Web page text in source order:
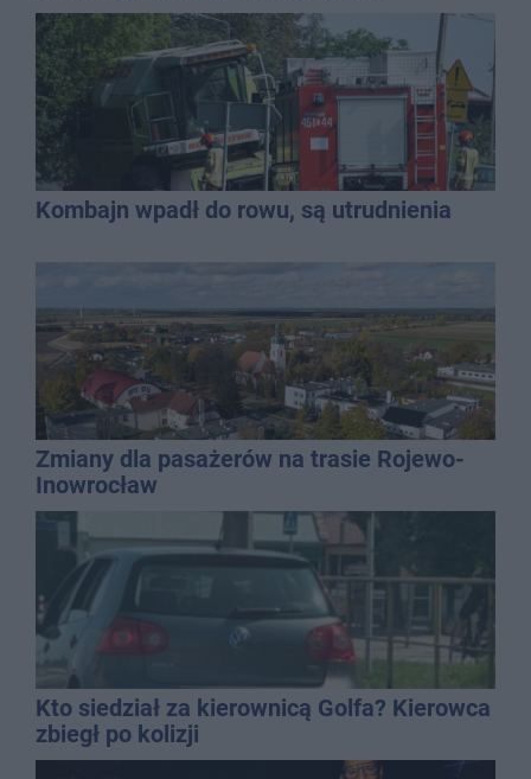
Kombajn wpadł do rowu, są utrudnienia
Zmiany dla pasażerów na trasie Rojewo-
Inowrocław
Kto siedział za kierownicą Golfa? Kierowca
zbiegł po kolizji